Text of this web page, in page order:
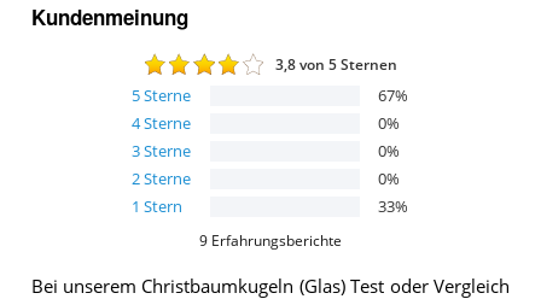
Kundenmeinung
3,8von 5 Sternen
5Sterne 67%
4Sterne 0%
3Sterne 0%
2Sterne 0%
1 Stern 33%
9 Erfahrungsberichte
Bei unserem Christbaumkugeln (Glas)Test oder Vergleich